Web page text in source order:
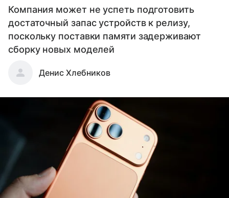
Компания может не успеть подготовить
достаточный запас устройств к релизу,
поскольку поставки памяти задерживают
сборку новых моделей
Денис Хлебников